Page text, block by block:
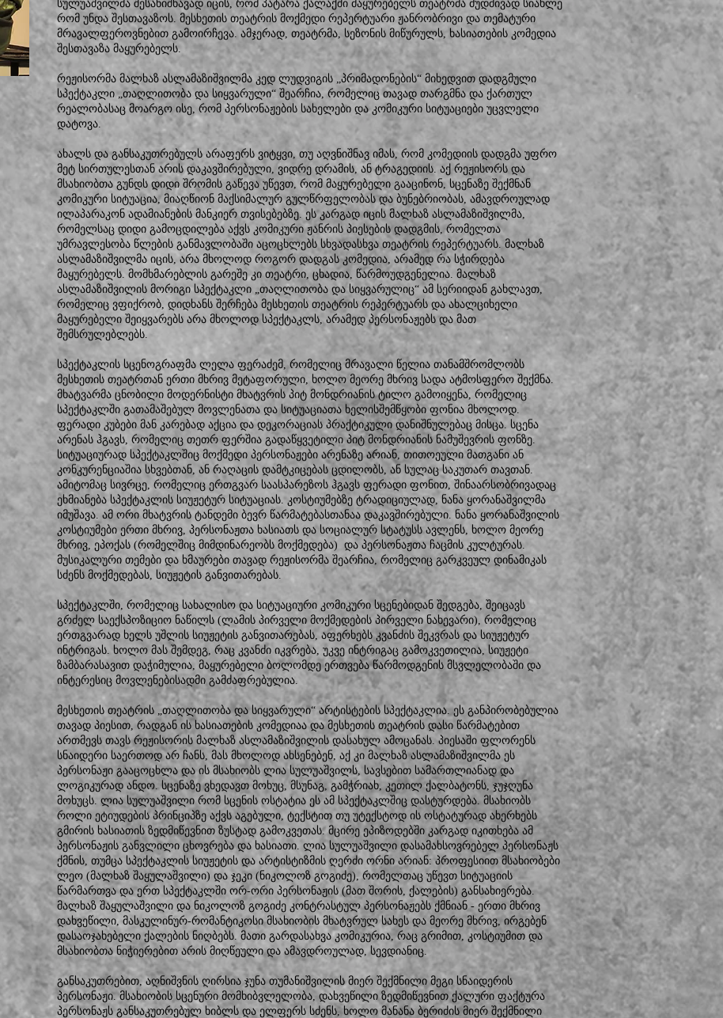
სულუაშვილმა შესანიშნავად იცის, რომ პატარა ქალაქში მაყურებელს თეატრმა მუდმივად სიახლე
რომ უნდა შესთავაზოს. მესხეთის თეატრის მოქმედი რეპერტუარი ჟანრობრივი და თემატური
მრავალფეროვნებით გამოირჩევა. ამჯერად, თეატრმა, სეზონის მიწურულს, ხასიათების კომედია
შესთავაზა მაყურებელს.
რეჟისორმა მალხაზ ასლამაზიშვილმა კედ ლუდვიგის „პრიმადონების“ მიხედვით დადგმული
სპექტაკლი „თაღლითობა და სიყვარული“ შეარჩია, რომელიც თავად თარგმნა და ქართულ
რეალობასაც მოარგო ისე, რომ პერსონაჟების სახელები და კომიკური სიტუაციები უცვლელი
დატოვა.
ახალს და განსაკუთრებულს არაფერს ვიტყვი, თუ აღვნიშნავ იმას, რომ კომედიის დადგმა უფრო
მეტ სირთულესთან არის დაკავშირებული, ვიდრე დრამის, ან ტრაგედიის. აქ რეჟისორს და
მსახიობთა გუნდს დიდი შრომის გაწევა უწევთ, რომ მაყურებელი გააცინონ, სცენაზე შექმნან
კომიკური სიტუაცია, მიაღწიონ მაქსიმალურ გულწრფელობას და ბუნებრიობას, ამავდროულად
ილაპარაკონ ადამიანების მანკიერ თვისებებზე. ეს კარგად იცის მალხაზ ასლამაზიშვილმა,
რომელსაც დიდი გამოცდილება აქვს კომიკური ჟანრის პიესების დადგმის, რომელთა
უმრავლესობა წლების განმავლობაში აცოცხლებს სხვადასხვა თეატრის რეპერტუარს. მალხაზ
ასლამაზიშვილმა იცის, არა მხოლოდ როგორ დადგას კომედია, არამედ რა სჭირდება
მაყურებელს. მომხმარებლის გარეშე კი თეატრი, ცხადია, წარმოუდგენელია. მალხაზ
ასლამაზიშვილის მორიგი სპექტაკლი „თაღლითობა და სიყვარულიც“ ამ სერიიდან გახლავთ,
რომელიც ვფიქრობ, დიდხანს შერჩება მესხეთის თეატრის რეპერტუარს და ახალციხელი
მაყურებელი შეიყვარებს არა მხოლოდ სპექტაკლს, არამედ პერსონაჟებს და მათ
შემსრულებლებს.
სპექტაკლის სცენოგრაფმა ლელა ფერაძემ, რომელიც მრავალი წელია თანამშრომლობს
მესხეთის თეატრთან ერთი მხრივ მეტაფორული, ხოლო მეორე მხრივ სადა ატმოსფერო შექმნა.
მხატვარმა ცნობილი მოდერნისტი მხატვრის პიტ მონდრიანის ტილო გამოიყენა, რომელიც
სპექტაკლში გათამაშებულ მოვლენათა და სიტუაციათა ხელისშემწყობი ფონია მხოლოდ.
ფერადი კუბები მან კარებად აქცია და დეკორაციას პრაქტიკული დანიშნულებაც მისცა. სცენა
არენას ჰგავს, რომელიც თეთრ ფერშია გადაწყვეტილი პიტ მონდრიანის ნამუშევრის ფონზე.
სიტუაციურად სპექტაკლშიც მოქმედი პერსონაჟები არენაზე არიან, თითოეული მათგანი ან
კონკურენციაშია სხვებთან, ან რაღაცის დამტკიცებას ცდილობს, ან სულაც საკუთარ თავთან.
ამიტომაც სივრცე, რომელიც ერთგვარ საასპარეზოს ჰგავს ფერადი ფონით, შინაარსობრივადაც
ეხმიანება სპექტაკლის სიუჟეტურ სიტუაციას. კოსტიუმებზე ტრადიციულად, ნანა ყორანაშვილმა
იმუშავა. ამ ორი მხატვრის ტანდემი ბევრ წარმატებასთანაა დაკავშირებული. ნანა ყორანაშვილის
კოსტიუმები ერთი მხრივ, პერსონაჟთა ხასიათს და სოციალურ სტატუსს ავლენს, ხოლო მეორე
მხრივ, ეპოქას (რომელშიც მიმდინარეობს მოქმედება) და პერსონაჟთა ჩაცმის კულტურას.
მუსიკალური თემები და ხმაურები თავად რეჟისორმა შეარჩია, რომელიც გარკვეულ დინამიკას
სძენს მოქმედებას, სიუჟეტის განვითარებას.
სპექტაკლში, რომელიც სახალისო და სიტუაციური კომიკური სცენებიდან შედგება, შეიცავს
გრძელ საექსპოზიციო ნაწილს (ლამის პირველი მოქმედების პირველი ნახევარი), რომელიც
ერთგვარად ხელს უშლის სიუჟეტის განვითარებას, აფერხებს კვანძის შეკვრას და სიუჟეტურ
ინტრიგას. ხოლო მას შემდეგ, რაც კვანძი იკვრება, უკვე ინტრიგაც გამოკვეთილია, სიუჟეტი
ზამბარასავით დაჭიმულია, მაყურებელი ბოლომდე ერთვება წარმოდგენის მსვლელობაში და
ინტერესიც მოვლენებისადმი გამძაფრებულია.
მესხეთის თეატრის „თაღლითობა და სიყვარული“ არტისტების სპექტაკლია. ეს განპირობებულია
თავად პიესით, რადგან ის ხასიათების კომედიაა და მესხეთის თეატრის დასი წარმატებით
ართმევს თავს რეჟისორის მალხაზ ასლამაზიშვილის დასახულ ამოცანას. პიესაში ფლორენს
სნაიდერი საერთოდ არ ჩანს, მას მხოლოდ ახსენებენ, აქ კი მალხაზ ასლამაზიშვილმა ეს
პერსონაჟი გააცოცხლა და ის მსახიობს ლია სულუაშვილს, სავსებით სამართლიანად და
ლოგიკურად ანდო. სცენაზე ვხედავთ მოხუც, მსუნაგ, გამჭრიახ, კეთილ ქალბატონს, ჯუჯღუნა
მოხუცს. ლია სულუაშვილი რომ სცენის ოსტატია ეს ამ სპექტაკლშიც დასტურდება. მსახიობს
როლი ეტიუდების პრინციპზე აქვს აგებული, ტექსტით თუ უტექსტოდ ის ოსტატურად ახერხებს
გმირის ხასიათის ზედმიწევნით ზუსტად გამოკვეთას. მცირე ეპიზოდებში კარგად იკითხება ამ
პერსონაჟის განვლილი ცხოვრება და ხასიათი. ლია სულუაშვილი დასამახსოვრებელ პერსონაჟს
ქმნის, თუმცა სპექტაკლის სიუჟეტის და არტისტიზმის ღერძი ორნი არიან: პროფესიით მსახიობები
ლეო (მალხაზ შაყულაშვილი) და ჯეკი (ნიკოლოზ გოგიძე), რომელთაც უწევთ სიტუაციის
წარმართვა და ერთ სპექტაკლში ორ-ორი პერსონაჟის (მათ შორის, ქალების) განსახიერება.
მალხაზ შაყულაშვილი და ნიკოლოზ გოგიძე კონტრასტულ პერსონაჟებს ქმნიან - ერთი მხრივ
დახვეწილი, მასკულინურ-რომანტიკოსი მსახიობის მხატვრულ სახეს და მეორე მხრივ, ირგებენ
დასაოჯახებელი ქალების ნიღბებს. მათი გარდასახვა კომიკურია, რაც გრიმით, კოსტიუმით და
მსახიობთა ნიჭიერებით არის მიღწეული და ამავდროულად, სევდიანიც.
განსაკუთრებით, აღნიშვნის ღირსია ჯუნა თუმანიშვილის მიერ შექმნილი მეგი სნაიდერის
პერსონაჟი. მსახიობის სცენური მომხიბვლელობა, დახვეწილი ზედმიწევნით ქალური ფაქტურა
პერსონაჟს განსაკუთრებულ ხიბლს და ელფერს სძენს, ხოლო მანანა ბერიძის მიერ შექმნილი